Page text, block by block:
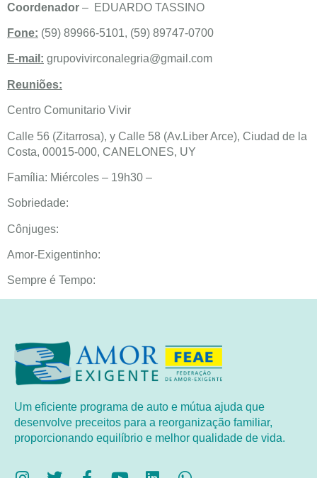
Coordenador – EDUARDO TASSINO
Fone: (59) 89966-5101, (59) 89747-0700
E-mail: grupovivirconalegria@gmail.com
Reuniões:
Centro Comunitario Vivir
Calle 56 (Zitarrosa), y Calle 58 (Av.Liber Arce), Ciudad de la
Costa, 00015-000, CANELONES, UY
Família: Miércoles – 19h30 –
Sobriedade:
Cônjuges:
Amor-Exigentinho:
Sempre é Tempo:
Um eficiente programa de auto e mútua ajuda que
desenvolve preceitos para a reorganização familiar,
proporcionando equilíbrio e melhor qualidade de vida.